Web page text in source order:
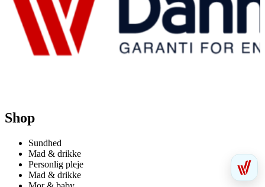
Shop
Sundhed
Mad & drikke
Personlig pleje
Mad & drikke